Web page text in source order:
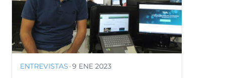
ENTREVISTAS ·9 ENE 2023